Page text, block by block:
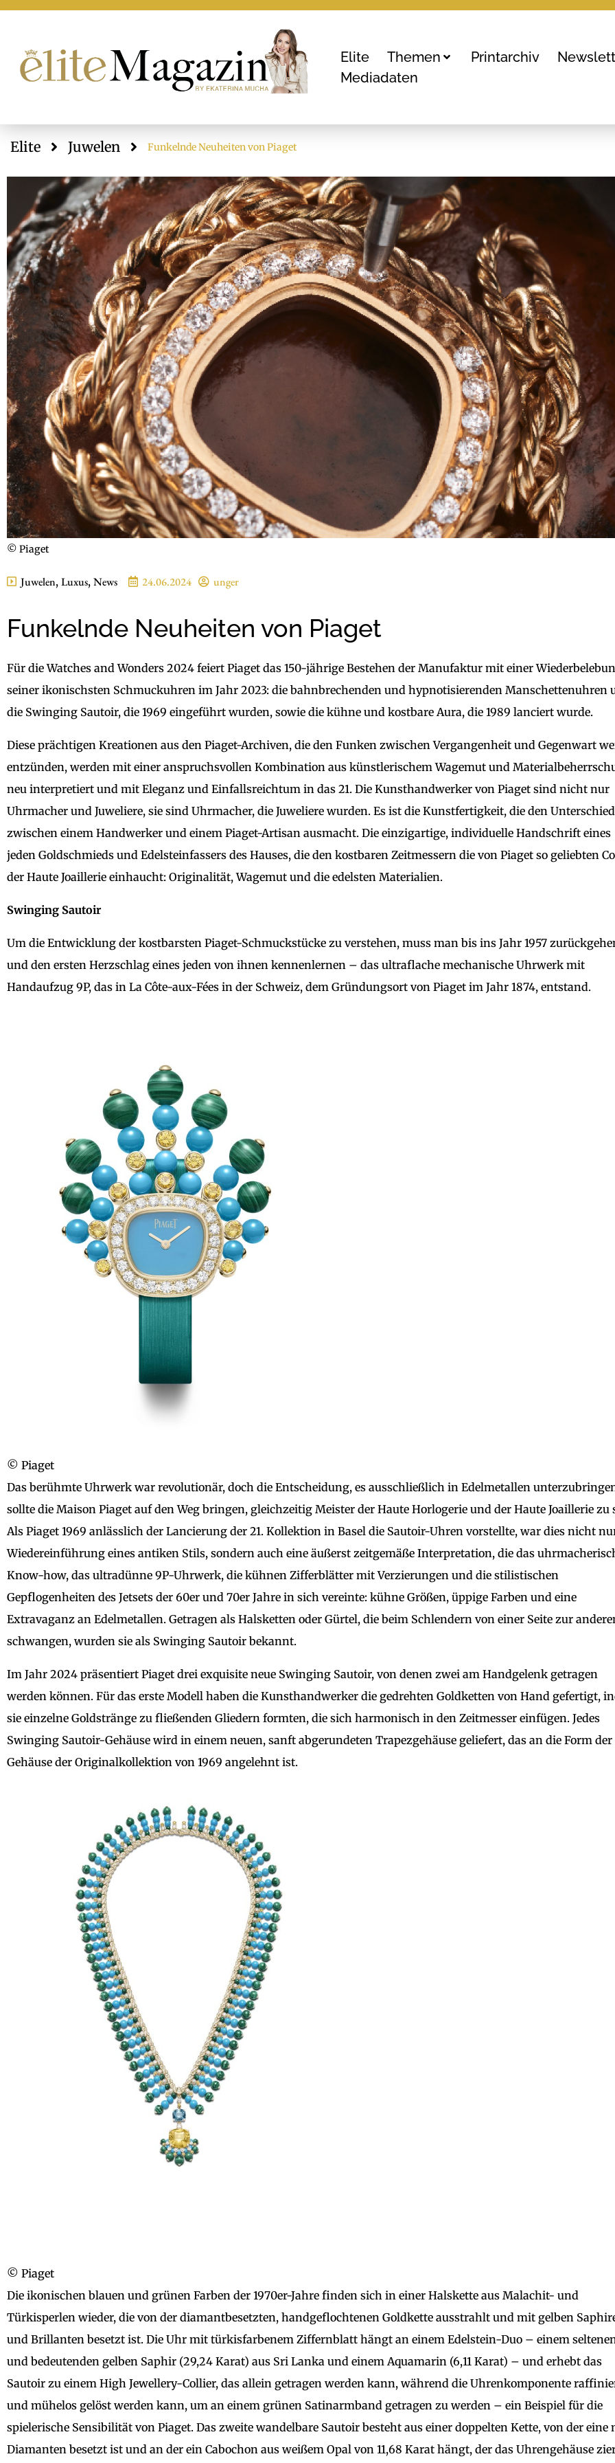
Elite Themen Printarchiv
Mediadaten
Elite Juwelen Funkelnde Neuheiten von Piaget
© Piaget
Juwelen, Luxus, News 24.06.2024 unger
Funkelnde Neuheiten von Piaget
Für die Watches and Wonders 2024 feiert Piaget das 150-jährige Bestehen der Manufaktur mit einer
seiner ikonischsten Schmuckuhren im Jahr 2023: die bahnbrechenden und hypnotisierenden Manschettenuhren
die Swinging Sautoir, die 1969 eingeführt wurden, sowie die kühne und kostbare Aura, die 1989 lanciert wurde.
Diese prächtigen Kreationen aus den Piaget-Archiven, die den Funken zwischen Vergangenheit und Gegenwart
entzünden, werden mit einer anspruchsvollen Kombination aus künstlerischem Wagemut und
neu interpretiert und mit Eleganz und Einfallsreichtum in das 21. Die Kunsthandwerker von Piaget sind nicht nur
Uhrmacher und Juweliere, sie sind Uhrmacher, die Juweliere wurden. Es ist die Kunstfertigkeit, die den Unterschied
zwischen einem Handwerker und einem Piaget-Artisan ausmacht. Die einzigartige, individuelle Handschrift eines
jeden Goldschmieds und Edelsteinfassers des Hauses, die den kostbaren Zeitmessern die von Piaget so geliebten
der Haute Joaillerie einhaucht: Originalität, Wagemut und die edelsten Materialien.
Swinging Sautoir
Um die Entwicklung der kostbarsten Piaget-Schmuckstücke zu verstehen, muss man bis ins Jahr 1957
und den ersten Herzschlag eines jeden von ihnen kennenlernen – das ultraflache mechanische Uhrwerk mit
Handaufzug 9P, das in La Côte-aux-Fées in der Schweiz, dem Gründungsort von Piaget im Jahr 1874, entstand.
© Piaget
Das berühmte Uhrwerk war revolutionär, doch die Entscheidung, es ausschließlich in Edelmetallen
sollte die Maison Piaget auf den Weg bringen, gleichzeitig Meister der Haute Horlogerie und der Haute Joaillerie zu
Als Piaget 1969 anlässlich der Lancierung der 21. Kollektion in Basel die Sautoir-Uhren vorstellte, war dies nicht
Wiedereinführung eines antiken Stils, sondern auch eine äußerst zeitgemäße Interpretation, die das
Know-how, das ultradünne 9P-Uhrwerk, die kühnen Zifferblätter mit Verzierungen und die stilistischen
Gepflogenheiten des Jetsets der 60er und 70er Jahre in sich vereinte: kühne Größen, üppige Farben und eine
Extravaganz an Edelmetallen. Getragen als Halsketten oder Gürtel, die beim Schlendern von einer Seite zur
schwangen, wurden sie als Swinging Sautoir bekannt.
Im Jahr 2024 präsentiert Piaget drei exquisite neue Swinging Sautoir, von denen zwei am Handgelenk getragen
werden können. Für das erste Modell haben die Kunsthandwerker die gedrehten Goldketten von Hand gefertigt,
sie einzelne Goldstränge zu fließenden Gliedern formten, die sich harmonisch in den Zeitmesser einfügen. Jedes
Swinging Sautoir-Gehäuse wird in einem neuen, sanft abgerundeten Trapezgehäuse geliefert, das an die Form der
Gehäuse der Originalkollektion von 1969 angelehnt ist.
© Piaget
Die ikonischen blauen und grünen Farben der 1970er-Jahre finden sich in einer Halskette aus Malachit- und
Türkisperlen wieder, die von der diamantbesetzten, handgeflochtenen Goldkette ausstrahlt und mit gelben
und Brillanten besetzt ist. Die Uhr mit türkisfarbenem Ziffernblatt hängt an einem Edelstein-Duo – einem
und bedeutenden gelben Saphir (29,24 Karat) aus Sri Lanka und einem Aquamarin (6,11 Karat) – und erhebt das
Sautoir zu einem High Jewellery-Collier, das allein getragen werden kann, während die Uhrenkomponente
und mühelos gelöst werden kann, um an einem grünen Satinarmband getragen zu werden – ein Beispiel für die
spielerische Sensibilität von Piaget. Das zweite wandelbare Sautoir besteht aus einer doppelten Kette, von der eine
Diamanten besetzt ist und an der ein Cabochon aus weißem Opal von 11,68 Karat hängt, der das Uhrengehäuse